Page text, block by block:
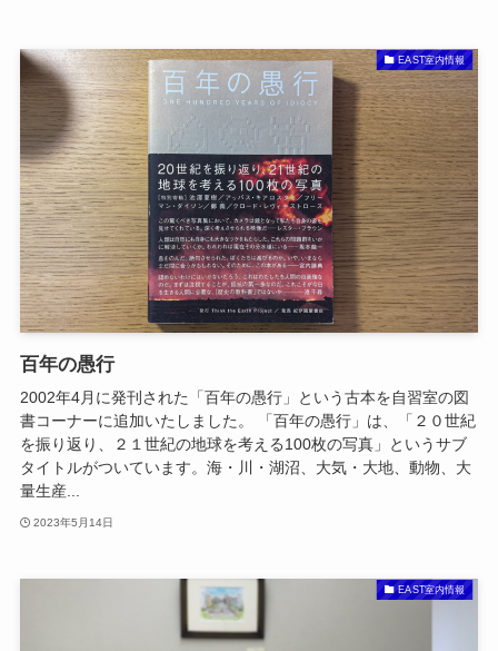
EAST室内情報
百年の愚行
2002年4月に発刊された「百年の愚行」という古本を自習室の図
書コーナーに追加いたしました。 「百年の愚行」は、「２０世紀
を振り返り、２１世紀の地球を考える100枚の写真」というサブ
タイトルがついています。海・川・湖沼、大気・大地、動物、大
量生産...
2023年5月14日
EAST室内情報